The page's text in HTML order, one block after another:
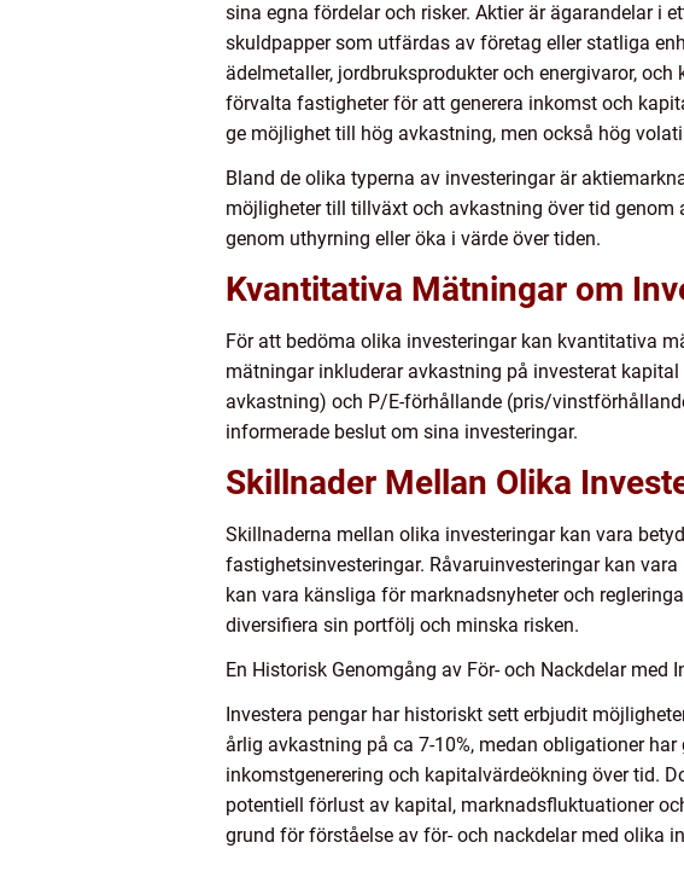
sina egna fördelar och risker. Aktier är ägarandelar i
skuldpapper som utfärdas av företag eller statliga
ädelmetaller, jordbruksprodukter och energivaror,
förvalta fastigheter för att generera inkomst och
ge möjlighet till hög avkastning, men också hög
Bland de olika typerna av investeringar är
möjligheter till tillväxt och avkastning över tid
genom uthyrning eller öka i värde över tiden.
Kvantitativa Mätningar om
För att bedöma olika investeringar kan kvantitativa
mätningar inkluderar avkastning på investerat
avkastning) och P/E-förhållande (pris/
informerade beslut om sina investeringar.
Skillnader Mellan Olika
Skillnaderna mellan olika investeringar kan vara
fastighetsinvesteringar. Råvaruinvesteringar kan
kan vara känsliga för marknadsnyheter och
diversifiera sin portfölj och minska risken.
En Historisk Genomgång av För- och Nackdelar med
Investera pengar har historiskt sett erbjudit
årlig avkastning på ca 7-10%, medan obligationer
inkomstgenerering och kapitalvärdeökning över tid.
potentiell förlust av kapital, marknadsfluktuationer
grund för förståelse av för- och nackdelar med olika